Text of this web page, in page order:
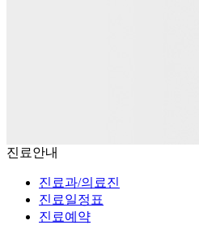
진료안내
진료과/의료진
진료일정표
진료예약